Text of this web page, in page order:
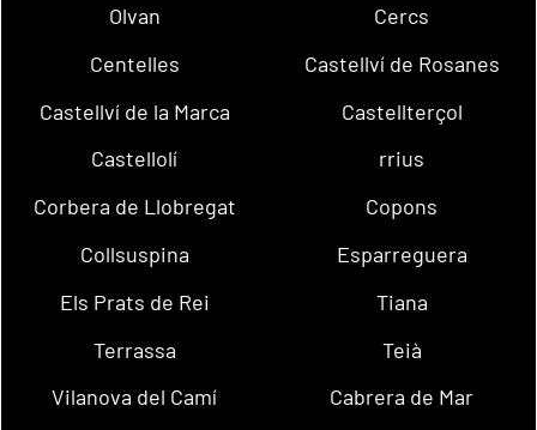
Olvan
Cercs
Centelles
Castellví de Rosanes
Castellví de la Marca
Castellterçol
Castellolí
rrius
Corbera de Llobregat
Copons
Collsuspina
Esparreguera
Els Prats de Rei
Tiana
Terrassa
Teià
Vilanova del Camí
Cabrera de Mar